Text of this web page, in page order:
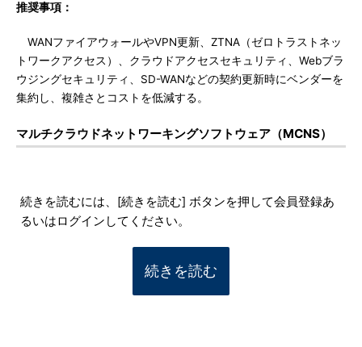
推奨事項：
WANファイアウォールやVPN更新、ZTNA（ゼロトラストネッ
トワークアクセス）、クラウドアクセスセキュリティ、Webブラ
ウジングセキュリティ、SD-WANなどの契約更新時にベンダーを
集約し、複雑さとコストを低減する。
マルチクラウドネットワーキングソフトウェア（MCNS）
続きを読むには、[続きを読む] ボタンを押して会員登録あ
るいはログインしてください。
続きを読む